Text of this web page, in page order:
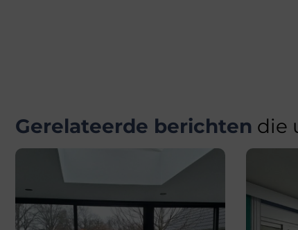
Gerelateerde berichten die